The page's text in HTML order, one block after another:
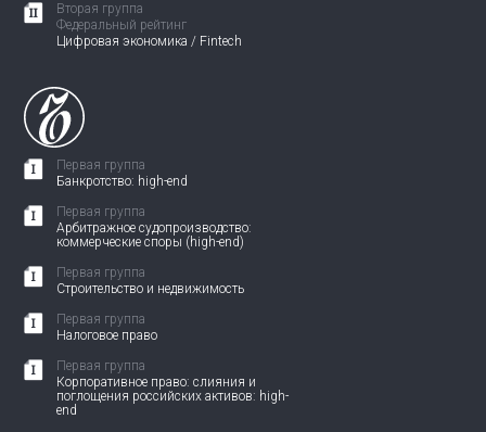
Вторая группа
Федеральный рейтинг
Цифровая экономика / Fintech
Первая группа
Банкротство: high-end
Первая группа
Арбитражное судопроизводство:
коммерческие споры (high-end)
Первая группа
Строительство и недвижимость
Первая группа
Налоговое право
Первая группа
Корпоративное право: слияния и
поглощения российских активов: high-
end